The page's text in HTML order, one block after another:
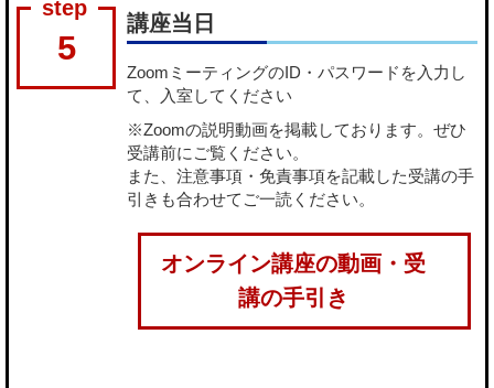
5
講座当日
ZoomミーティングのID・パスワードを入力し
て、入室してください
※Zoomの説明動画を掲載しております。ぜひ
受講前にご覧ください。
また、注意事項・免責事項を記載した受講の手
引きも合わせてご一読ください。
オンライン講座の動画・受
講の手引き